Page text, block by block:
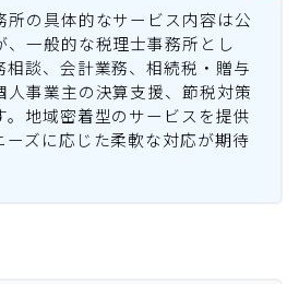
所の具体的なサービス内容は公
、一般的な税理士事務所とし
相談、会計業務、相続税・贈与
人事業主の決算支援、節税対策
。地域密着型のサービスを提供
ーズに応じた柔軟な対応が期待